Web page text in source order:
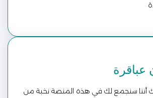
لك أننا سنجمع لك في هذه المنصة نخبة من